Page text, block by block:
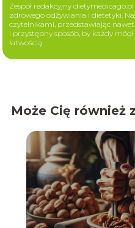
Zespół redakcyjny
zdrowego odżywiania i dietetyki.
czytelnikami, przedstawiając
i przystępny sposób, by każdy
łatwością.
Może Cię również